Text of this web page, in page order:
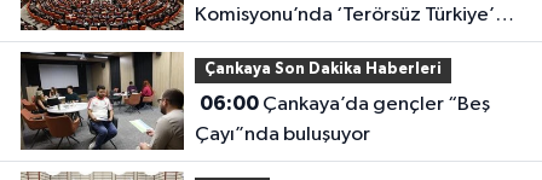
Komisyonu’nda ‘Terörsüz Türkiye’
çerçeve yasası görüşülüyor
Çankaya Son Dakika Haberleri
06:00Çankaya’da gençler “Beş
Çayı”nda buluşuyor